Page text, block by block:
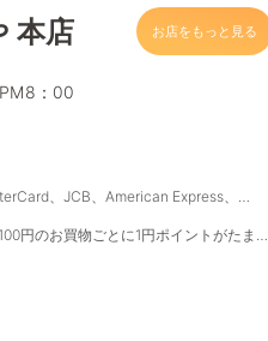
本店 お店をもっと見る
：00
、JCB、American Express、
円のお買物ごとに1円ポイントがたまり